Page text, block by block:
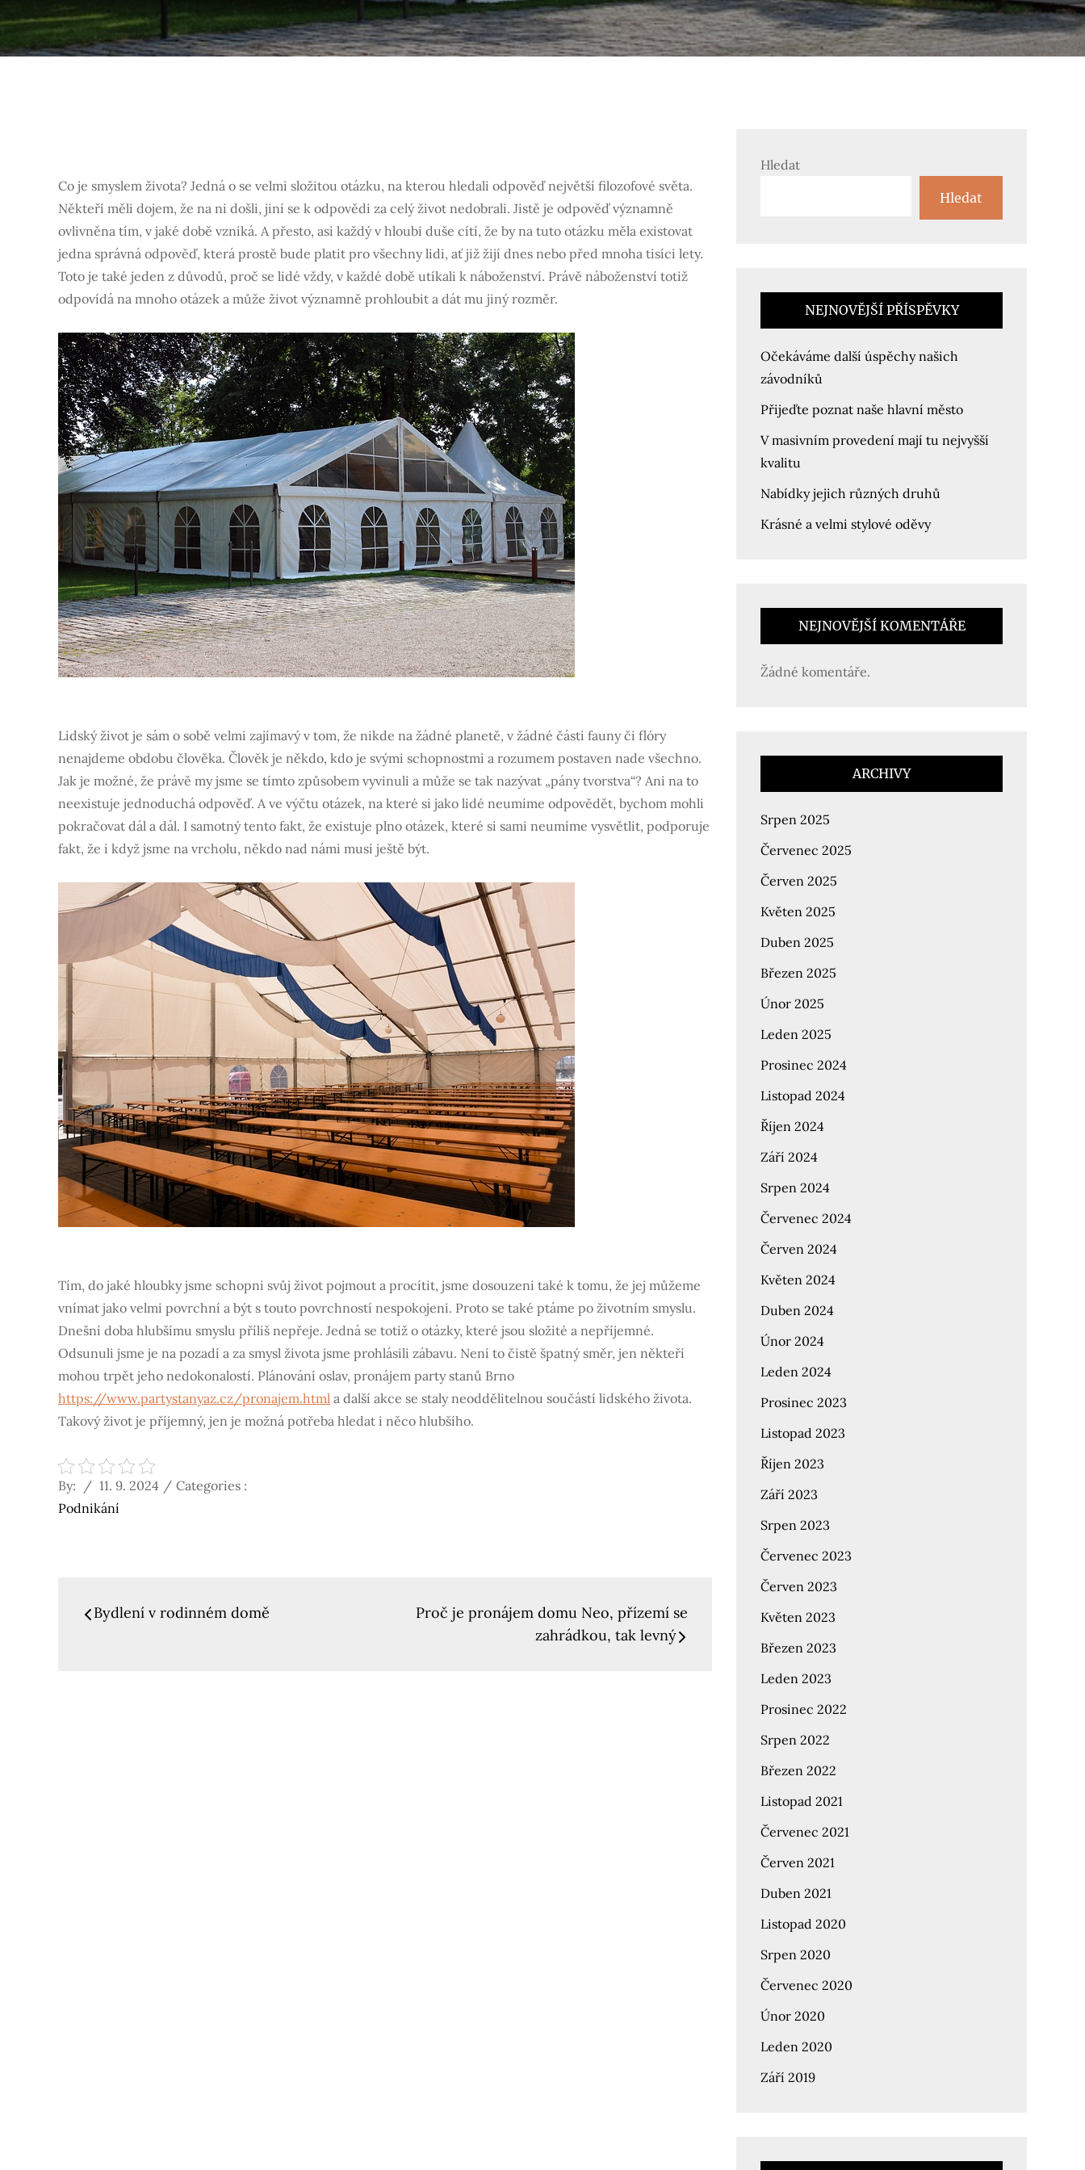
Co je smyslem života? Jedná o se velmi složitou otázku, na kterou hledali odpověď největší filozofové světa.
Někteří měli dojem, že na ni došli, jiní se k odpovědi za celý život nedobrali. Jistě je odpověď významně
ovlivněna tím, v jaké době vzniká. A přesto, asi každý v hloubi duše cítí, že by na tuto otázku měla existovat
jedna správná odpověď, která prostě bude platit pro všechny lidi, ať již žijí dnes nebo před mnoha tisíci lety.
Toto je také jeden z důvodů, proč se lidé vždy, v každé době utíkali k náboženství. Právě náboženství totiž
odpovídá na mnoho otázek a může život významně prohloubit a dát mu jiný rozměr.
Lidský život je sám o sobě velmi zajímavý v tom, že nikde na žádné planetě, v žádné části fauny či flóry
nenajdeme obdobu člověka. Člověk je někdo, kdo je svými schopnostmi a rozumem postaven nade všechno.
Jak je možné, že právě my jsme se tímto způsobem vyvinuli a může se tak nazývat „pány tvorstva“? Ani na to
neexistuje jednoduchá odpověď. A ve výčtu otázek, na které si jako lidé neumíme odpovědět, bychom mohli
pokračovat dál a dál. I samotný tento fakt, že existuje plno otázek, které si sami neumíme vysvětlit, podporuje
fakt, že i když jsme na vrcholu, někdo nad námi musí ještě být.
Tím, do jaké hloubky jsme schopni svůj život pojmout a procítit, jsme dosouzeni také k tomu, že jej můžeme
vnímat jako velmi povrchní a být s touto povrchností nespokojeni. Proto se také ptáme po životním smyslu.
Dnešní doba hlubšímu smyslu příliš nepřeje. Jedná se totiž o otázky, které jsou složité a nepříjemné.
Odsunuli jsme je na pozadí a za smysl života jsme prohlásili zábavu. Není to čistě špatný směr, jen někteří
mohou trpět jeho nedokonalostí. Plánování oslav, pronájem party stanů Brno
https://www.partystanyaz.cz/pronajem.html a další akce se staly neoddělitelnou součástí lidského života.
Takový život je příjemný, jen je možná potřeba hledat i něco hlubšího.
By:
Posted
on
11. 9. 2024
Categories
Categories :
Podnikání
Navigace
Bydlení v rodinném domě
Proč je pronájem domu Neo, přízemí se
zahrádkou, tak levný
Hledat
Hledat
NEJNOVĚJŠÍ PŘÍSPĚVKY
Očekáváme další úspěchy našich
závodníků
Přijeďte poznat naše hlavní město
V masivním provedení mají tu nejvyšší
kvalitu
Nabídky jejich různých druhů
Krásné a velmi stylové oděvy
NEJNOVĚJŠÍ KOMENTÁŘE
Žádné komentáře.
ARCHIVY
Srpen 2025
Červenec 2025
Červen 2025
Květen 2025
Duben 2025
Březen 2025
Únor 2025
Leden 2025
Prosinec 2024
Listopad 2024
Říjen 2024
Září 2024
Srpen 2024
Červenec 2024
Červen 2024
Květen 2024
Duben 2024
Únor 2024
Leden 2024
Prosinec 2023
Listopad 2023
Říjen 2023
Září 2023
Srpen 2023
Červenec 2023
Červen 2023
Květen 2023
Březen 2023
Leden 2023
Prosinec 2022
Srpen 2022
Březen 2022
Listopad 2021
Červenec 2021
Červen 2021
Duben 2021
Listopad 2020
Srpen 2020
Červenec 2020
Únor 2020
Leden 2020
Září 2019